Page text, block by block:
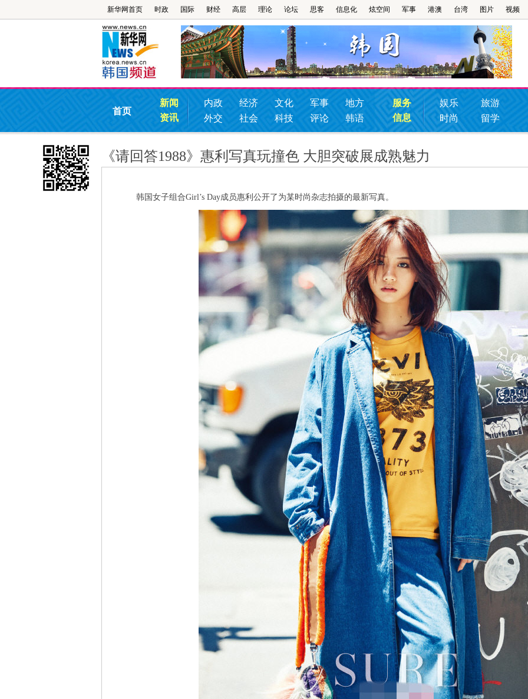
新华网首页 时政 国际 财经 高层 理论 论坛 思客 信息化 炫空间 军事 港澳 台湾 图片 视频
首页
新闻
资讯
内政 经济 文化 军事
地方
外交
社会 科技 评论 韩语
服务
信息
娱乐
旅游
时尚
留学
《请回答1988》惠利写真玩撞色 大胆突破展成熟魅力
韩国女子组合Girl’s Day成员惠利公开了为某时尚杂志拍摄的最新写真。